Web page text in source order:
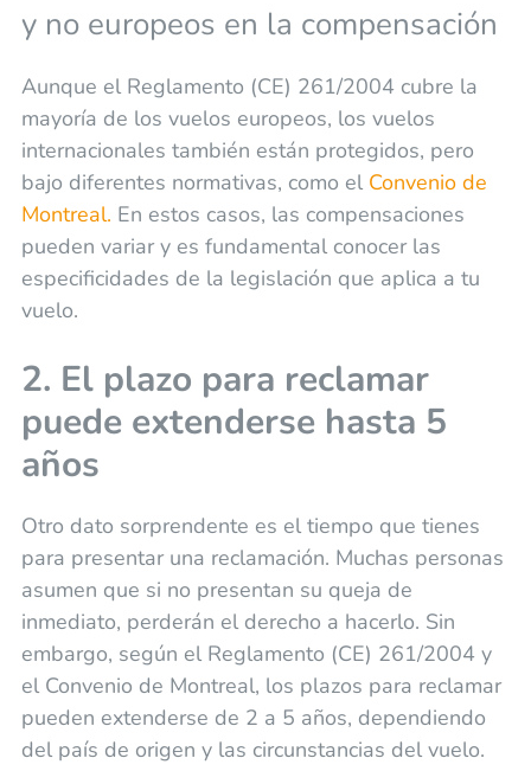
y no europeos en la compensación
Aunque el Reglamento (CE) 261/2004 cubre la
mayoría de los vuelos europeos, los vuelos
internacionales también están protegidos, pero
bajo diferentes normativas, como el Convenio de
Montreal. En estos casos, las compensaciones
pueden variar y es fundamental conocer las
especificidades de la legislación que aplica a tu
vuelo.
2. El plazo para reclamar
puede extenderse hasta 5
años
Otro dato sorprendente es el tiempo que tienes
para presentar una reclamación. Muchas personas
asumen que si no presentan su queja de
inmediato, perderán el derecho a hacerlo. Sin
embargo, según el Reglamento (CE) 261/2004 y
el Convenio de Montreal, los plazos para reclamar
pueden extenderse de 2 a 5 años, dependiendo
del país de origen y las circunstancias del vuelo.